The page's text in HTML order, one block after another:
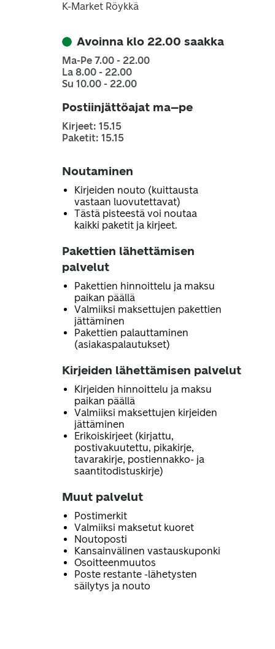
K-Market Röykkä
Avoinna klo 22.00 saakka
Ma-Pe 7.00 - 22.00
La 8.00 - 22.00
Su 10.00 - 22.00
Postiinjättöajat ma–pe
Kirjeet: 15.15
Paketit: 15.15
Noutaminen
Kirjeiden nouto (kuittausta
vastaan luovutettavat)
Tästä pisteestä voi noutaa
kaikki paketit ja kirjeet.
Pakettien lähettämisen
palvelut
Pakettien hinnoittelu ja maksu
paikan päällä
Valmiiksi maksettujen pakettien
jättäminen
Pakettien palauttaminen
(asiakaspalautukset)
Kirjeiden lähettämisen palvelut
Kirjeiden hinnoittelu ja maksu
paikan päällä
Valmiiksi maksettujen kirjeiden
jättäminen
Erikoiskirjeet (kirjattu,
postivakuutettu, pikakirje,
tavarakirje, postiennakko- ja
saantitodistuskirje)
Muut palvelut
Postimerkit
Valmiiksi maksetut kuoret
Noutoposti
Kansainvälinen vastauskuponki
Osoitteenmuutos
Poste restante -lähetysten
säilytys ja nouto